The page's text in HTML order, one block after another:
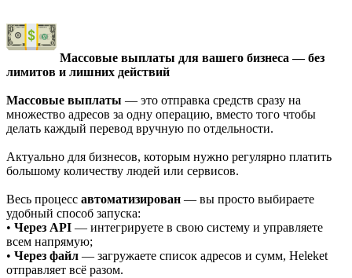
Массовые выплаты для вашего бизнеса — без
лимитов и лишних действий
Массовые выплаты — это отправка средств сразу на
множество адресов за одну операцию, вместо того чтобы
делать каждый перевод вручную по отдельности.
Актуально для бизнесов, которым нужно регулярно платить
большому количеству людей или сервисов.
Весь процесс автоматизирован — вы просто выбираете
удобный способ запуска:
• Через API — интегрируете в свою систему и управляете
всем напрямую;
• Через файл — загружаете список адресов и сумм, Heleket
отправляет всё разом.